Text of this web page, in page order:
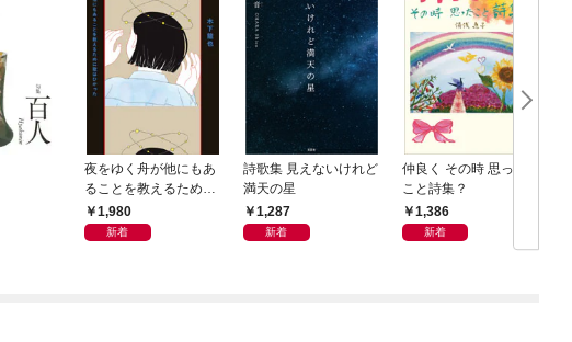
夜をゆく舟が他にもあ
ることを教えるために
歌はひかった
1,980
新着
詩歌集 見えないけれど
満天の星
1,287
新着
仲良く その時 思った
こと詩集？
1,386
新着